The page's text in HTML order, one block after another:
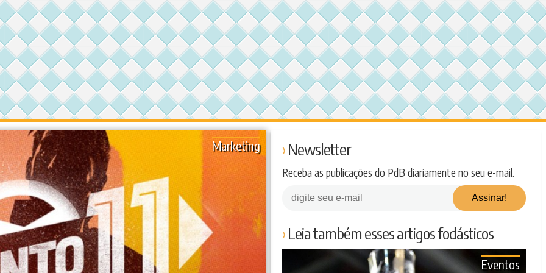
Marketing Newsletter
Receba as publicações do PdB diariamente no seu e-mail.
Leia também esses artigos fodásticos
Eventos